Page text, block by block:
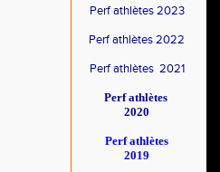
Perf athlètes 2023
Perf athlètes 2022
Perf athlètes 2021
Perf athlètes
2020
Perf athlètes
2019